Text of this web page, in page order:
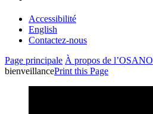
Accessibilité
English
Contactez-nous
Page principale À propos de l’OSANO
bienveillancePrint this Page